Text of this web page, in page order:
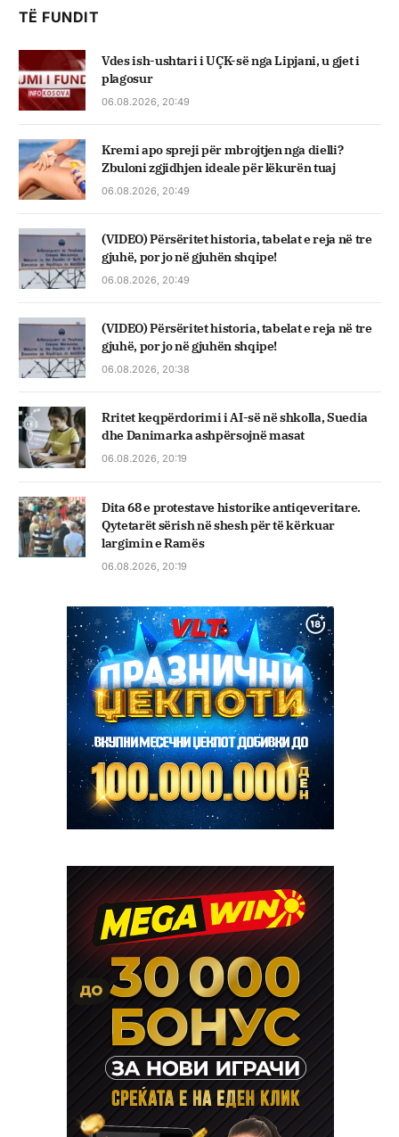
TË FUNDIT
Vdes ish-ushtari i UÇK-së nga Lipjani, u gjet i
plagosur
06.08.2026, 20:49
Kremi apo spreji për mbrojtjen nga dielli?
Zbuloni zgjidhjen ideale për lëkurën tuaj
06.08.2026, 20:49
(VIDEO) Përsëritet historia, tabelat e reja në tre
gjuhë, por jo në gjuhën shqipe!
06.08.2026, 20:49
(VIDEO) Përsëritet historia, tabelat e reja në tre
gjuhë, por jo në gjuhën shqipe!
06.08.2026, 20:38
Rritet keqpërdorimi i AI-së në shkolla, Suedia
dhe Danimarka ashpërsojnë masat
06.08.2026, 20:19
Dita 68 e protestave historike antiqeveritare.
Qytetarët sërish në shesh për të kërkuar
largimin e Ramës
06.08.2026, 20:19